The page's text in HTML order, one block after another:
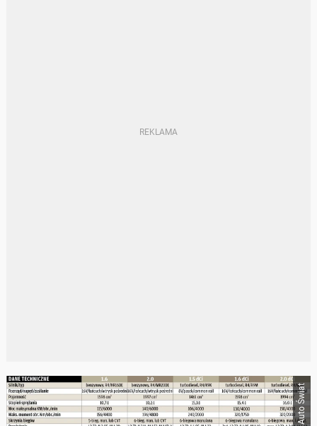
Auto Świat